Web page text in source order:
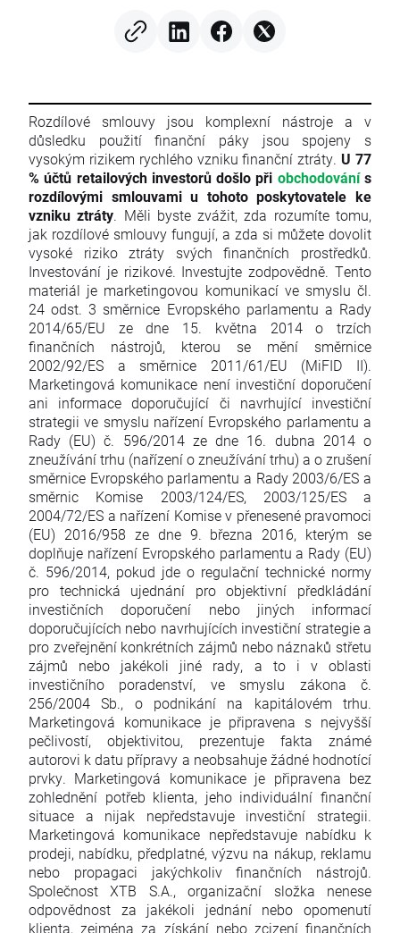
Rozdílové smlouvy jsou komplexní nástroje a v
důsledku použití finanční páky jsou spojeny s
vysokým rizikem rychlého vzniku finanční ztráty. U 77
% účtů retailových investorů došlo při obchodovánís
rozdílovými smlouvami u tohoto poskytovatele ke
vzniku ztráty. Měli byste zvážit, zda rozumíte tomu,
jak rozdílové smlouvy fungují, a zda si můžete dovolit
vysoké riziko ztráty svých finančních prostředků.
Investování je rizikové. Investujte zodpovědně. Tento
materiál je marketingovou komunikací ve smyslu čl.
24 odst. 3 směrnice Evropského parlamentu a Rady
2014/65/EU ze dne 15. května 2014 o trzích
finančních nástrojů, kterou se mění směrnice
2002/92/ES a směrnice 2011/61/EU (MiFID II).
Marketingová komunikace není investiční doporučení
ani informace doporučující či navrhující investiční
strategii ve smyslu nařízení Evropského parlamentu a
Rady (EU) č. 596/2014 ze dne 16. dubna 2014 o
zneužívání trhu (nařízení o zneužívání trhu) a o zrušení
směrnice Evropského parlamentu a Rady 2003/6/ES a
směrnic Komise 2003/124/ES, 2003/125/ES a
2004/72/ES a nařízení Komise v přenesené pravomoci
(EU) 2016/958 ze dne 9. března 2016, kterým se
doplňuje nařízení Evropského parlamentu a Rady (EU)
č. 596/2014, pokud jde o regulační technické normy
pro technická ujednání pro objektivní předkládání
investičních doporučení nebo jiných informací
doporučujících nebo navrhujících investiční strategie a
pro zveřejnění konkrétních zájmů nebo náznaků střetu
zájmů nebo jakékoli jiné rady, a to i v oblasti
investičního poradenství, ve smyslu zákona č.
256/2004 Sb., o podnikání na kapitálovém trhu.
Marketingová komunikace je připravena s nejvyšší
pečlivostí, objektivitou, prezentuje fakta známé
autorovi k datu přípravy a neobsahuje žádné hodnotící
prvky. Marketingová komunikace je připravena bez
zohlednění potřeb klienta, jeho individuální finanční
situace a nijak nepředstavuje investiční strategii.
Marketingová komunikace nepředstavuje nabídku k
prodeji, nabídku, předplatné, výzvu na nákup, reklamu
nebo propagaci jakýchkoliv finančních nástrojů.
Společnost XTB S.A., organizační složka nenese
odpovědnost za jakékoli jednání nebo opomenutí
klienta, zejména za získání nebo zcizení finančních